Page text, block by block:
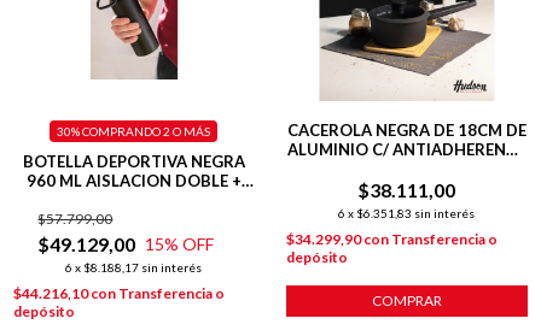
BOTELLA DEPORTIVA NEGRA
960 ML AISLACION DOBLE +
$49.129,00
$57.799,00
15% OFF
6 x $8.188,17 sin interés
30%COMPRANDO 2 O MÁS
$44.216,10con Transferencia o
depósito
CACEROLA NEGRA DE 18CM DE
ALUMINIO C/ ANTIADHERENTE
$38.111,00
6 x $6.351,83 sin interés
$34.299,90con Transferencia o
depósito
COMPRAR